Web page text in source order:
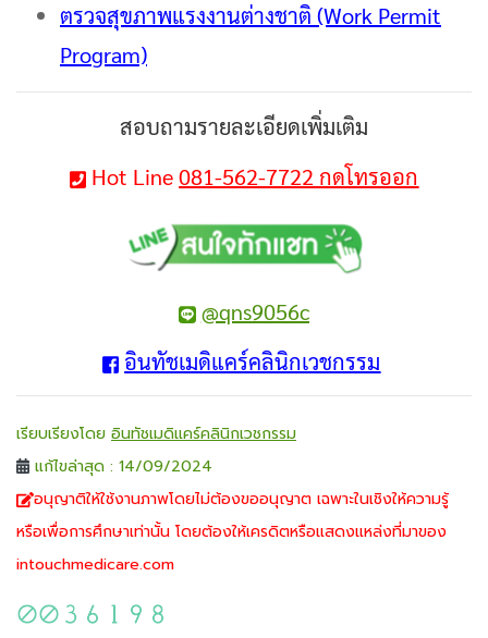
ตรวจสุขภาพแรงงานต่างชาติ (Work Permit
Program)
สอบถามรายละเอียดเพิ่มเติม
Hot Line081-562-7722 กดโทรออก
@qns9056c
อินทัชเมดิแคร์คลินิกเวชกรรม
เรียบเรียงโดย อินทัชเมดิแคร์คลินิกเวชกรรม
แก้ไขล่าสุด : 14/09/2024
อนุญาติให้ใช้งานภาพโดยไม่ต้องขออนุญาต เฉพาะในเชิงให้ความรู้
หรือเพื่อการศึกษาเท่านั้น โดยต้องให้เครดิตหรือแสดงแหล่งที่มาของ
intouchmedicare.com